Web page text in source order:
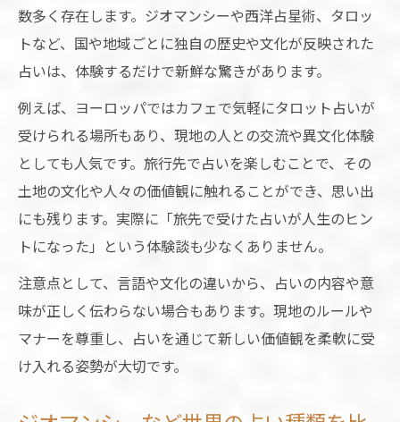
数多く存在します。ジオマンシーや西洋占星術、タロッ
トなど、国や地域ごとに独自の歴史や文化が反映された
占いは、体験するだけで新鮮な驚きがあります。
例えば、ヨーロッパではカフェで気軽にタロット占いが
受けられる場所もあり、現地の人との交流や異文化体験
としても人気です。旅行先で占いを楽しむことで、その
土地の文化や人々の価値観に触れることができ、思い出
にも残ります。実際に「旅先で受けた占いが人生のヒン
トになった」という体験談も少なくありません。
注意点として、言語や文化の違いから、占いの内容や意
味が正しく伝わらない場合もあります。現地のルールや
マナーを尊重し、占いを通じて新しい価値観を柔軟に受
け入れる姿勢が大切です。